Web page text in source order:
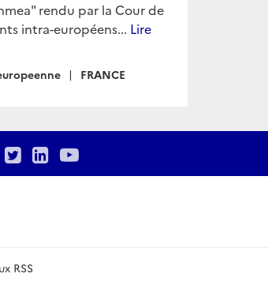
rendu par la Cour de
intra-européens... Lire
FRANCE
TwitterLinkedIn
Youtube
RSS